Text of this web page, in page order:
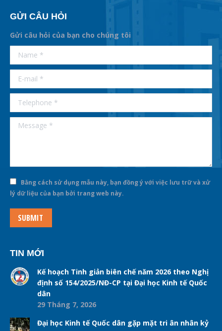
opens
in
new
window
opens
in
new
window
opens
in
new
opens
in
new
in
new
GỬI CÂU HỎI
Gửi câu hỏi của bạn cho chúng tôi
supertotobet
betist
Name *
E-mail *
Telephone *
Message *
Bằng cách sử dụng mẫu này, bạn đồng ý với việc lưu trữ và xử
lý dữ liệu của bạn bởi trang web này.
SUBMIT
TIN MỚI
Kế hoạch Tinh giản biên chế năm 2026 theo Nghị
định số 154/2025/NĐ-CP tại Đại học Kinh tế Quốc
dân
29 Tháng 7, 2026
Đại học Kinh tế Quốc dân gặp mặt tri ân nhân kỷ